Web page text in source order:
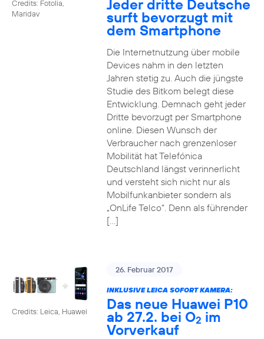
Credits: Fotolia,
Maridav
Jeder dritte Deutsche
surft bevorzugt mit
dem Smartphone
Die Internetnutzung über mobile
Devices nahm in den letzten
Jahren stetig zu. Auch die jüngste
Studie des Bitkom belegt diese
Entwicklung. Demnach geht jeder
Dritte bevorzugt per Smartphone
online. Diesen Wunsch der
Verbraucher nach grenzenloser
Mobilität hat Telefónica
Deutschland längst verinnerlicht
und versteht sich nicht nur als
Mobilfunkanbieter sondern als
„OnLife Telco“. Denn als führender
[…]
Credits: Leica, Huawei
26. Februar 2017
INKLUSIVE LEICA SOFORT KAMERA:
Das neue Huawei P10
ab 27.2. bei O2 im
Vorverkauf